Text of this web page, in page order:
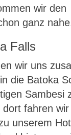
wir den
ganz
Falls
wir uns
die Batoka
Sambesi
dort fahren
unserem